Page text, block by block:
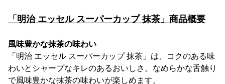
「明治 エッセル スーパーカップ 抹茶」商品概要
風味豊かな抹茶の味わい
「明治 エッセル スーパーカップ 抹茶」は、コクのある味
わいとシャープなキレのあるおいしさ。なめらかな舌触り
で風味豊かな抹茶の味わいが楽しめます。